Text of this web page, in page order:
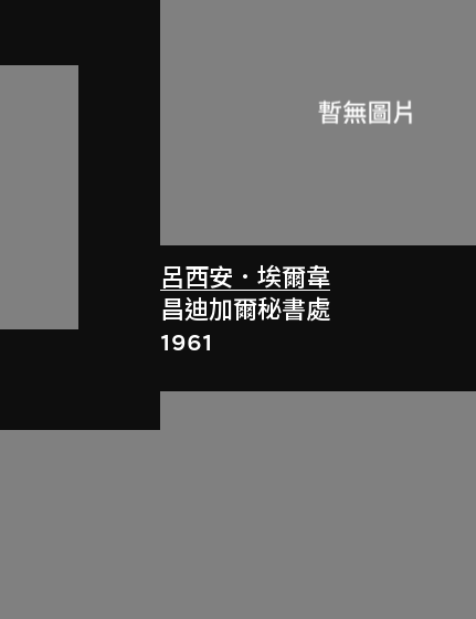
呂西安．埃爾韋
昌迪加爾秘書處
1961